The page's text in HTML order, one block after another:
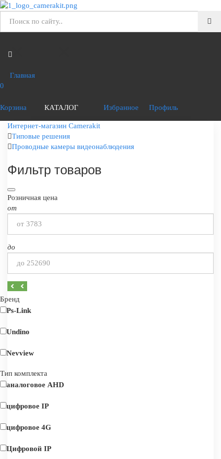
Главная
0
Корзина КАТАЛОГ Избранное Профиль
Интернет-магазин Camerakit
Типовые решения
Проводные камеры видеонаблюдения
Фильтр товаров
Розничная цена
от
до
Бренд
Ps-Link
Undino
Nevview
Тип комплекта
аналоговое AHD
цифровое IP
цифровое 4G
Цифровой IP